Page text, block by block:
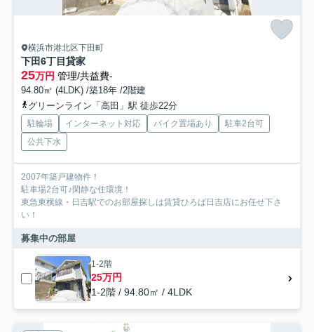
横浜市港北区下田町
下田6丁目貸家
25万円 管理/共益費-
94.80㎡ (4LDK) /築18年 /2階建
グリーンライン「高田」駅 徒歩22分
駐輪場 インターネット対応 バイク置場あり
駐車2台可
公共下水
2007年築戸建物件！
駐車場2台可♪閑静な住環境！
東急東横線・日吉駅でのお部屋探しは賃貸ひろば日吉店にお任せ下さ
い！
募集中の部屋
1-2階
25万円
1-2階 / 94.80㎡ / 4LDK